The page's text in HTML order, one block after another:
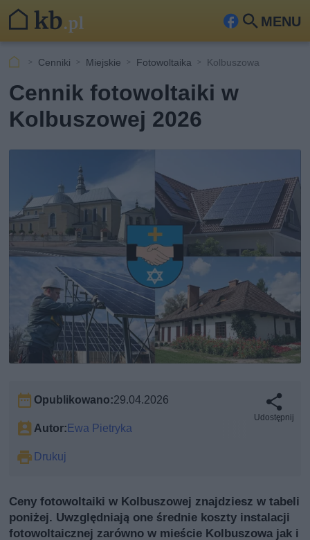
MENU
Fa
ook
Szu
Cenniki Miejskie Fotowoltaika Kolbuszowa
Cennik fotowoltaiki w
Kolbuszowej 2026
Opublikowano:29.04.2026
Autor: Ewa Pietryka
Drukuj
Udostępnij
Ceny fotowoltaiki w Kolbuszowej znajdziesz w tabeli
poniżej. Uwzględniają one średnie koszty instalacji
fotowoltaicznej zarówno w mieście Kolbuszowa jak i